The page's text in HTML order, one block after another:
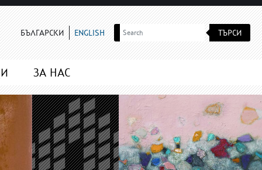
БЪЛГАРСКИ ENGLISH ТЪРСИ
ЗА НАС